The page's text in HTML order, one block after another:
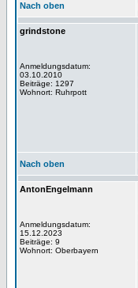
Nach oben
grindstone
Anmeldungsdatum:
03.10.2010
Beiträge: 1297
Wohnort: Ruhrpott
Nach oben
AntonEngelmann
Anmeldungsdatum:
15.12.2023
Beiträge: 9
Wohnort: Oberbayern